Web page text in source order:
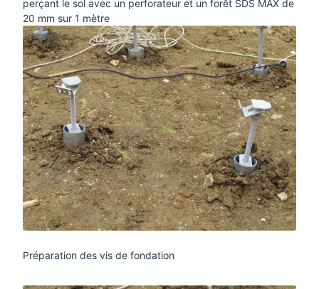
perçant le sol avec un perforateur et un forêt SDS MAX de
20 mm sur 1 mètre
Préparation des vis de fondation